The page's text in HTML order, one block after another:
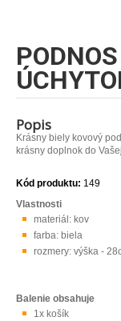
Popis
Krásny biely kovový
krásny doplnok do
Kód produktu: 149
Vlastnosti
materiál: kov
farba: biela
rozmery: výška -
Balenie obsahuje
1x košík